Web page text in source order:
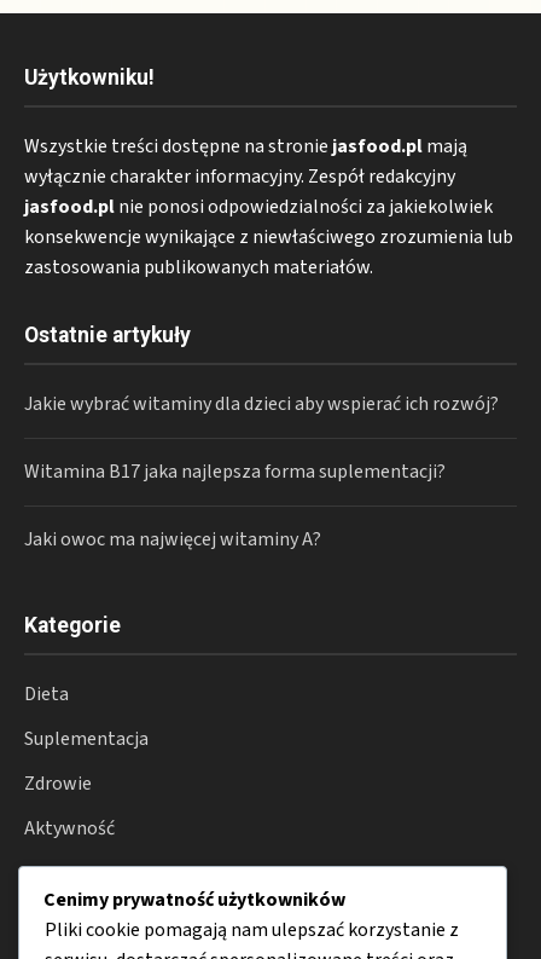
Użytkowniku!
Wszystkie treści dostępne na stronie jasfood.plmają
wyłącznie charakter informacyjny. Zespół redakcyjny
jasfood.plnie ponosi odpowiedzialności za jakiekolwiek
konsekwencje wynikające z niewłaściwego zrozumienia lub
zastosowania publikowanych materiałów.
Ostatnie artykuły
Jakie wybrać witaminy dla dzieci aby wspierać ich rozwój?
Witamina B17 jaka najlepsza forma suplementacji?
Jaki owoc ma najwięcej witaminy A?
Kategorie
Dieta
Suplementacja
Zdrowie
Aktywność
Lifestyle
Porady
Cenimy prywatność użytkowników
Pliki cookie pomagają nam ulepszać korzystanie z